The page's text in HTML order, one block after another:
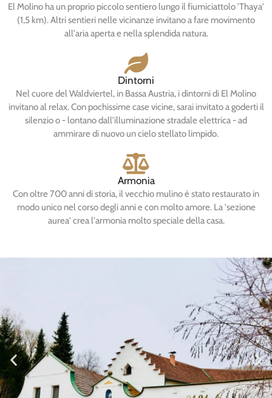
El Molino ha un proprio piccolo sentiero lungo il fiumiciattolo 'Thaya'
(1,5 km). Altri sentieri nelle vicinanze invitano a fare movimento
all'aria aperta e nella splendida natura.
Dintorni
Nel cuore del Waldviertel, in Bassa Austria, i dintorni di El Molino
invitano al relax. Con pochissime case vicine, sarai invitato a goderti il
silenzio o - lontano dall'illuminazione stradale elettrica - ad
ammirare di nuovo un cielo stellato limpido.
Armonia
Con oltre 700 anni di storia, il vecchio mulino è stato restaurato in
modo unico nel corso degli anni e con molto amore. La 'sezione
aurea' crea l'armonia molto speciale della casa.